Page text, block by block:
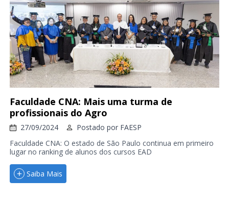
Faculdade CNA: Mais uma turma de
profissionais do Agro
27/09/2024 Postado por FAESP
Faculdade CNA: O estado de São Paulo continua em primeiro
lugar no ranking de alunos dos cursos EAD
Saiba Mais